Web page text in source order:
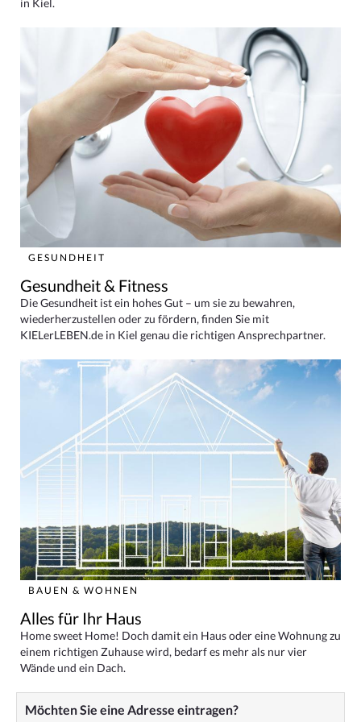
GESUNDHEIT
Gesundheit & Fitness
Die Gesundheit ist ein hohes Gut – um sie zu bewahren,
wiederherzustellen oder zu fördern, finden Sie mit
KIELerLEBEN.de in Kiel genau die richtigen Ansprechpartner.
BAUEN & WOHNEN
Alles für Ihr Haus
Home sweet Home! Doch damit ein Haus oder eine Wohnung zu
einem richtigen Zuhause wird, bedarf es mehr als nur vier
Wände und ein Dach.
Möchten Sie eine Adresse eintragen?